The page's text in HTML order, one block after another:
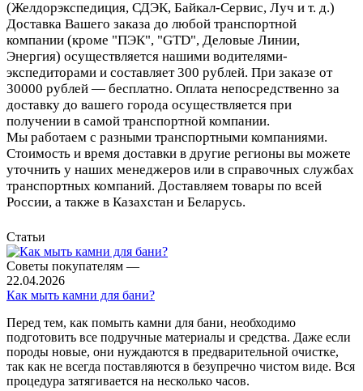
(Желдорэкспедиция, СДЭК, Байкал-Сервис, Луч и т. д.)
Доставка Вашего заказа до любой транспортной
компании (кроме "ПЭК", "GTD", Деловые Линии,
Энергия) осуществляется нашими водителями-
экспедиторами и составляет 300 рублей. При заказе от
30000 рублей — бесплатно. Оплата непосредственно за
доставку до вашего города осуществляется при
получении в самой транспортной компании.
Мы работаем с разными транспортными компаниями.
Стоимость и время доставки в другие регионы вы можете
уточнить у наших менеджеров или в справочных службах
транспортных компаний. Доставляем товары по всей
России, а также в Казахстан и Беларусь.
Статьи
Советы покупателям —
22.04.2026
Как мыть камни для бани?
Перед тем, как помыть камни для бани, необходимо
подготовить все подручные материалы и средства. Даже если
породы новые, они нуждаются в предварительной очистке,
так как не всегда поставляются в безупречно чистом виде. Вся
процедура затягивается на несколько часов.